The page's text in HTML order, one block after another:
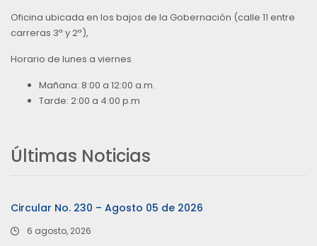
Oficina ubicada en los bajos de la Gobernación (calle 11 entre
carreras 3ª y 2ª),
Horario de lunes a viernes
Mañana: 8:00 a 12:00 a.m.
Tarde: 2:00 a 4:00 p.m
Últimas Noticias
Circular No. 230 – Agosto 05 de 2026
6 agosto, 2026